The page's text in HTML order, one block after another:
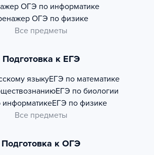
ОГЭ по информатике
ОГЭ по физике
Все предметы
Подготовка к ЕГЭ
языкуЕГЭ по математике
ЕГЭ по биологии
информатикеЕГЭ по физике
Все предметы
Подготовка к ОГЭ